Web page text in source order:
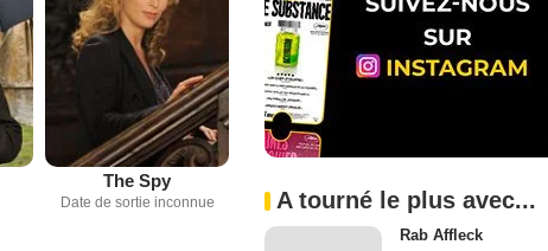
The Spy
Date de sortie inconnue A tourné le plus avec...
Rab Affleck